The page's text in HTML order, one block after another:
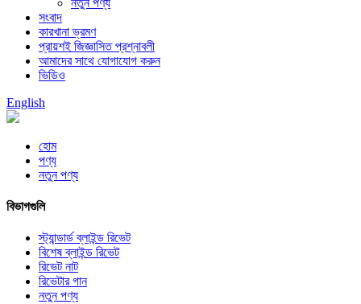
সংবাদ
কারখানা ভ্রমণ
প্রায়শই জিজ্ঞাসিত প্রশ্নাবলী
আমাদের সাথে যোগাযোগ করুন
ভিডিও
English
হোম
পণ্য
নতুন পণ্য
বিভাগগুলি
স্ট্যান্ডার্ড ব্লাইন্ড রিভেট
বিশেষ ব্লাইন্ড রিভেট
রিভেট নাট
রিভেটার গান
নতুন পণ্য